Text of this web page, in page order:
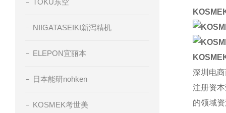
TOKU东空
NIIGATASEIKI新泻精机
ELEPON宜丽本
日本能研nohken
KOSMEK考世美
深圳电
注册资
的领域